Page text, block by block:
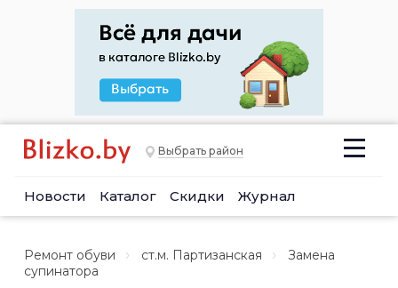
Выбрать район
Новости Каталог Скидки Журнал
Ремонт обуви ст.м. Партизанская
Замена
супинатора